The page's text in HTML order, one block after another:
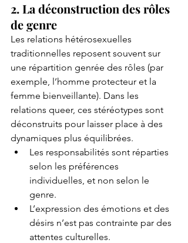
2. La déconstruction des rôles
de genre
Les relations hétérosexuelles
traditionnelles reposent souvent sur
une répartition genrée des rôles (par
exemple, l’homme protecteur et la
femme bienveillante). Dans les
relations queer, ces stéréotypes sont
déconstruits pour laisser place à des
dynamiques plus équilibrées.
Les responsabilités sont réparties
selon les préférences
individuelles, et non selon le
genre.
L’expression des émotions et des
désirs n’est pas contrainte par des
attentes culturelles.